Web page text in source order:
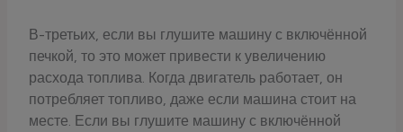
В-третьих, если вы глушите машину с включённой
печкой, то это может привести к увеличению
расхода топлива. Когда двигатель работает, он
потребляет топливо, даже если машина стоит на
месте. Если вы глушите машину с включённой